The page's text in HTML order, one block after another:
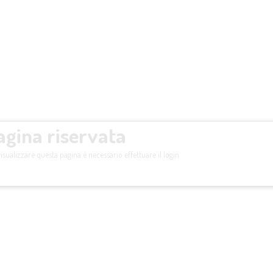
riservata
questa pagina è necessario effettuare il login